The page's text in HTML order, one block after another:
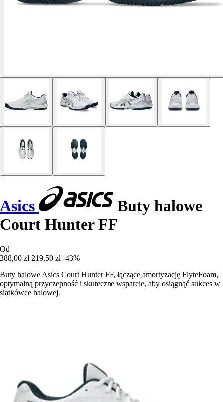
Asics
Buty halowe
Court Hunter FF
Od
388,00 zł 219,50 zł -43%
Buty halowe Asics Court Hunter FF, łączące amortyzację FlyteFoam,
optymalną przyczepność i skuteczne wsparcie, aby osiągnąć sukces w
siatkówce halowej.